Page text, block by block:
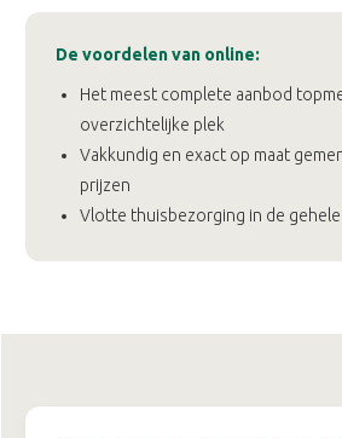
De voordelen van online:
Het meest complete aanbod
overzichtelijke plek
Vakkundig en exact op maat
prijzen
Vlotte thuisbezorging in de